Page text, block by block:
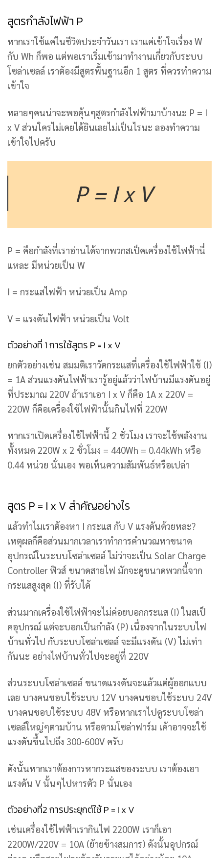
สูตรกำลังไฟฟ้า P
หากเราใช้แค่ในชีวิตประจำวันเรา เราแค่เข้าใจเรื่อง W
กับ Wh ก็พอ แต่พอเราเริ่มเข้ามาทำงานเกี่ยวกับระบบ
โซล่าเซลล์ เราต้องมีสูตรพื้นฐานอีก 1 สูตร ที่ควรทำความ
เข้าใจ
หลายๆคนน่าจะพอคุ้นๆสูตรกำลังไฟฟ้ามาบ้างนะ P = I
x V ส่วนใครไม่เคยได้ยินเลยไม่เป็นไรนะ ลองทำความ
เข้าใจไปครับ
P = I x V
P = คือกำลังที่เราอ่านได้จากพวกสเป็คเครื่องใช้ไฟฟ้านี่
แหละ มีหน่วยเป็น W
I = กระแสไฟฟ้า หน่วยเป็น Amp
V = แรงดันไฟฟ้า หน่วยเป็น Volt
ตัวอย่างที่ 1 การใช้สูตร P = I x V
ยกตัวอย่างเช่น สมมติเราวัดกระแสที่เครื่องใช้ไฟฟ้าใช้ (I)
= 1A ส่วนแรงดันไฟฟ้าเรารู้อยู่แล้วว่าไฟบ้านมีแรงดันอยู่
ที่ประมาณ 220V ถ้าเราเอา I x V ก็คือ 1A x 220V =
220W ก็คือเครื่องใช้ไฟฟ้านั้นกินไฟที่ 220W
หากเราเปิดเครื่องใช้ไฟฟ้านี้ 2 ชั่วโมง เราจะใช้พลังงาน
ทั้งหมด 220W x 2 ชั่วโมง = 440Wh = 0.44kWh หรือ
0.44 หน่วย นั่นเอง พอเห็นความสัมพันธ์หรือเปล่า
สูตร P = I x V สำคัญอย่างไร
แล้วทำไมเราต้องหา I กระแส กับ V แรงดันด้วยหละ?
เหตุผลก็คือส่วนมากเวลาเราทำการคำนวณหาขนาด
อุปกรณ์ในระบบโซล่าเซลล์ ไม่ว่าจะเป็น Solar Charge
Controller ฟิวส์ ขนาดสายไฟ มักจะดูขนาดพวกนี้จาก
กระแสสูงสุด (I) ที่รับได้
ส่วนมากเครื่องใช้ไฟฟ้าจะไม่ค่อยบอกกระแส (I) ในสเป็
คอุปกรณ์ แต่จะบอกเป็นกำลัง (P) เนื่องจากในระบบไฟ
บ้านทั่วไป กับระบบโซล่าเซลล์ จะมีแรงดัน (V) ไม่เท่า
กันนะ อย่างไฟบ้านทั่วไปจะอยู่ที่ 220V
ส่วนระบบโซล่าเซลล์ ขนาดแรงดันจะแล้วแต่ผู้ออกแบบ
เลย บางคนชอบใช้ระบบ 12V บางคนชอบใช้ระบบ 24V
บางคนชอบใช้ระบบ 48V หรือหากเราไปดูระบบโซล่า
เซลล์ใหญ่ๆตามบ้าน หรือตามโซล่าฟาร์ม เค้าอาจจะใช้
แรงดันขึ้นไปถึง 300-600V ครับ
ดังนั้นหากเราต้องการหากระแสของระบบ เราต้องเอา
แรงดัน V นั้นๆไปหารตัว P นั่นเอง
ตัวอย่างที่2 การประยุกต์ใช้ P = I x V
เช่นเครื่องใช้ไฟฟ้าเรากินไฟ 2200W เราก็เอา
2200W/220V = 10A (ย้ายข้างสมการ) ดังนั้นอุปกรณ์